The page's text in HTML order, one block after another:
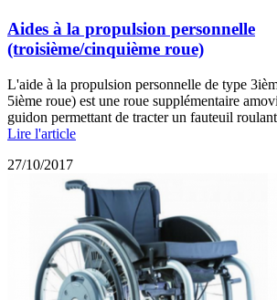
Aides à la propulsion personnelle
(troisième/cinquième roue)
L'aide à la propulsion personnelle de type
5ième roue) est une roue supplémentaire
guidon permettant de tracter un fauteuil
Lire l'article
27/10/2017